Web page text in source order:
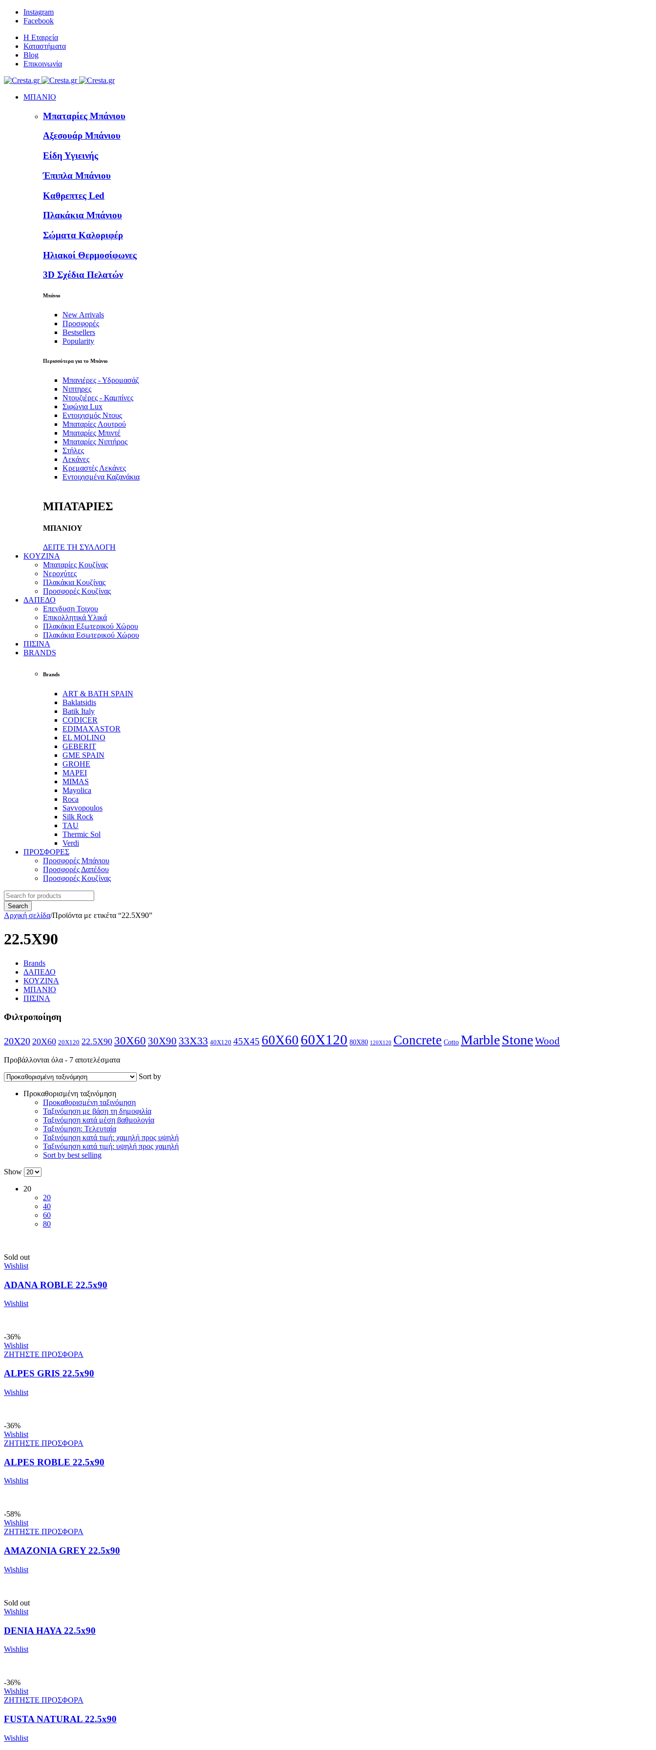
Instagram
Facebook
Η Εταιρεία
Καταστήματα
Blog
Επικοινωνία
ΜΠΑΝΙΟ
Μπαταρίες Μπάνιου
Αξεσουάρ Μπάνιου
Είδη Υγιεινής
Έπιπλα Μπάνιου
Καθρεπτες Led
Πλακάκια Μπάνιου
Σώματα Καλοριφέρ
Ηλιακοί Θερμοσίφωνες
3D Σχέδια Πελατών
Μπάνιο
New Arrivals
Προσφορές
Bestsellers
Popularity
Περισσότερα για το Μπάνιο
Μπανιέρες - Υδρομασάζ
Νιπτηρες
Ντουζιέρες - Καμπίνες
Σιφώνια Lux
Εντοιχισμός Ντους
Μπαταρίες Λουτρού
Μπαταρίες Μπιντέ
Μπαταρίες Νιπτήρος
Στήλες
Λεκάνες
Κρεμαστές Λεκάνες
Εντοιχισμένα Καζανάκια
ΜΠΑΤΑΡΙΕΣ
ΜΠΑΝΙΟΥ
ΔΕΙΤΕ ΤΗ ΣΥΛΛΟΓΗ
KOYZINA
Μπαταρίες Κουζίνας
Νεροχύτες
Πλακάκια Κουζίνας
Προσφορές Κουζίνας
ΔΑΠΕΔΟ
Επενδυση Τοιχου
Επικολλητικά Υλικά
Πλακάκια Εξωτερικού Χώρου
Πλακάκια Εσωτερικού Χώρου
ΠΙΣΙΝΑ
BRANDS
Brands
ART & BATH SPAIN
Baklatsidis
Batik Italy
CODICER
EDIMAXASTOR
EL MOLINO
GEBERIT
GME SPAIN
GROHE
MAPEI
MIMAS
Mayolica
Roca
Savvopoulos
Silk Rock
TAU
Thermic Sol
Verdi
ΠΡΟΣΦΟΡΕΣ
Προσφορές Μπάνιου
Προσφορές Δαπέδου
Προσφορές Κουζίνας
Αρχική σελίδα/Προϊόντα με ετικέτα “22.5X90”
22.5X90
Brands
ΔΑΠΕΔΟ
ΚΟΥΖΙΝΑ
ΜΠΑΝΙΟ
ΠΙΣΙΝΑ
Φιλτροποίηση
20X20 20X60 20X120 22.5X90 30X60 30X90 33X33 40X120 45X45 60X60 60X120 80X80 120X120 Concrete Cotto MarbleStoneWood
Προβάλλονται όλα - 7 αποτελέσματα
Sort by
Προκαθορισμένη ταξινόμηση
Προκαθορισμένη ταξινόμηση
Ταξινόμηση με βάση τη δημοφιλία
Ταξινόμηση κατά μέση βαθμολογία
Ταξινόμηση: Τελευταία
Ταξινόμηση κατά τιμή: χαμηλή προς υψηλή
Ταξινόμηση κατά τιμή: υψηλή προς χαμηλή
Sort by best selling
Show
20
20
40
60
80
Sold out
Wishlist
ADANA ROBLE 22.5x90
Wishlist
-36%
Wishlist
ΖΗΤΗΣΤΕ ΠΡΟΣΦΟΡΑ
ALPES GRIS 22.5x90
Wishlist
-36%
Wishlist
ΖΗΤΗΣΤΕ ΠΡΟΣΦΟΡΑ
ALPES ROBLE 22.5x90
Wishlist
-58%
Wishlist
ΖΗΤΗΣΤΕ ΠΡΟΣΦΟΡΑ
AMAZONIA GREY 22.5x90
Wishlist
Sold out
Wishlist
DENIA HAYA 22.5x90
Wishlist
-36%
Wishlist
ΖΗΤΗΣΤΕ ΠΡΟΣΦΟΡΑ
FUSTA NATURAL 22.5x90
Wishlist